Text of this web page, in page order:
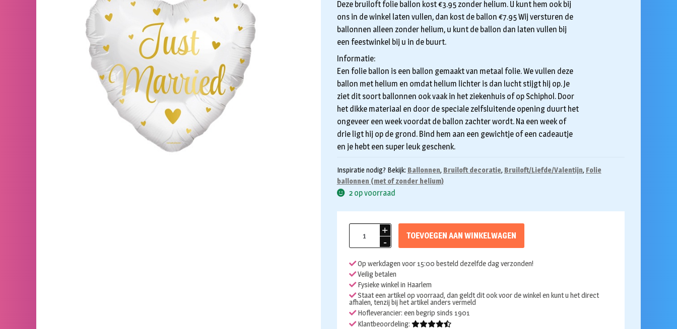
Deze bruiloft folie ballon kost €3.95 zonder helium. U kunt hem ook bij
ons in de winkel laten vullen, dan kost de ballon €7.95 Wij versturen de
ballonnen alleen zonder helium, u kunt de ballon dan laten vullen bij
een feestwinkel bij u in de buurt.
Informatie:
Een folie ballon is een ballon gemaakt van metaal folie. We vullen deze
ballon met helium en omdat helium lichter is dan lucht stijgt hij op. Je
ziet dit soort ballonnen ook vaak in het ziekenhuis of op Schiphol. Door
het dikke materiaal en door de speciale zelfsluitende opening duurt het
ongeveer een week voordat de ballon zachter wordt. Na een week of
drie ligt hij op de grond. Bind hem aan een gewichtje of een cadeautje
en je hebt een super leuk geschenk.
Inspiratie nodig? Bekijk: Ballonnen, Bruiloft decoratie, Bruiloft/Liefde/Valentijn, Folie
ballonnen (met of zonder helium)
2 op voorraad
Folieballon
Married
gold
46cm
aantal
TOEVOEGEN AAN WINKELWAGEN
Op werkdagen voor 15:00 besteld dezelfde dag verzonden!
Veilig betalen
Fysieke winkel in Haarlem
Staat een artikel op voorraad, dan geldt dit ook voor de winkel en kunt u het direct
afhalen, tenzij bij het artikel anders vermeld
Hofleverancier: een begrip sinds 1901
Klantbeoordeling: